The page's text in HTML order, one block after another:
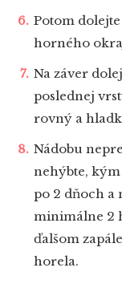
Potom
horného
Na záver
poslednej
rovný a
Nádobu
nehýbte,
po 2 dňoch
minimálne 2
ďalšom
horela.